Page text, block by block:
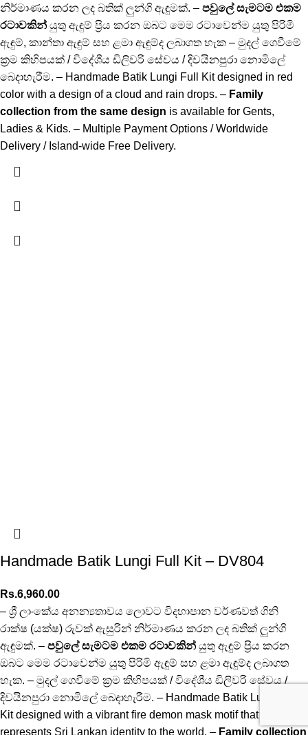
නිර්මාණය කරන ලද බතික් ලුන්ගි ඇඳුමක්. – පවුලේ සැමටම එකම
රටාවකින් යුතු ඇඳුම් ප්‍රිය කරන ඔබට මෙම රටාවෙන්ම යුතු පිරිමි
ඇඳුම්, කාන්තා ඇඳුම් සහ ළමා ඇඳුම්ද ලබාගත හැක – මුදල් ගෙවීමේ
ක්‍රම කිහිපයක් / විදේශීය ඩිලිවරි සේවය / දිවයිනපුරා නොමිලේ
බෙදාහැරීම. – Handmade Batik Lungi Full Kit designed in red
color with a design of a cloud and rain drops. – Family
collection from the same design is available for Gents,
Ladies & Kids. – Multiple Payment Options / Worldwide
Delivery / Island-wide Free Delivery.
Handmade Batik Lungi Full Kit – DV804
Rs.6,960.00
– ශ්‍රී ලාංකේය අනන්‍යතාවය ලොවට විදහාපාන වර්ණවත් ගිනි
රාක්ෂ (යක්ෂ) රුවක් ඇසුරින් නිර්මාණය කරන ලද බතික් ලුන්ගි
ඇඳුමක්. – පවුලේ සැමටම එකම රටාවකින් යුතු ඇඳුම් ප්‍රිය කරන
ඔබට මෙම රටාවෙන්ම යුතු පිරිමි ඇඳුම් සහ ළමා ඇඳුම්ද ලබාගත
හැක. – මුදල් ගෙවීමේ ක්‍රම කිහිපයක් / විදේශීය ඩිලිවරි සේවය /
දිවයිනපුරා නොමිලේ බෙදාහැරීම. – Handmade Batik Lungi Full
Kit designed with a vibrant fire demon mask motif that
represents Sri Lankan identity to the world. – Family collection